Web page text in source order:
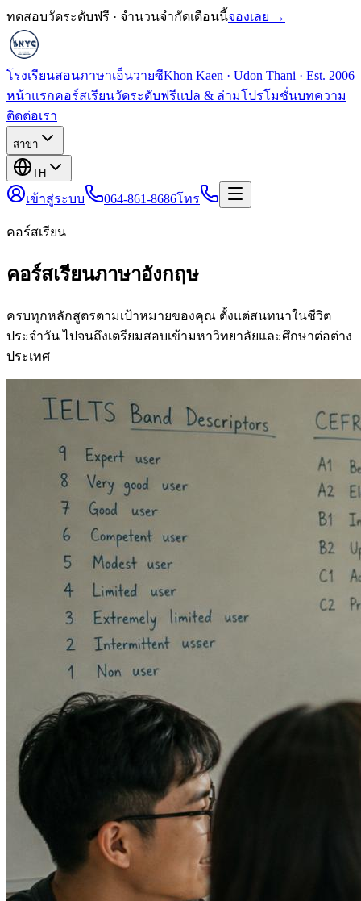
ทดสอบวัดระดับฟรี · จำนวนจำกัดเดือนนี้จองเลย →
โรงเรียนสอนภาษาเอ็นวายซีKhon Kaen · Udon Thani · Est. 2006
หน้าแรกคอร์สเรียนวัดระดับฟรีแปล & ล่ามโปรโมชั่นบทความ
ติดต่อเรา
สาขา
TH
เข้าสู่ระบบ 064-861-8686โทร
คอร์สเรียน
คอร์สเรียนภาษาอังกฤษ
ครบทุกหลักสูตรตามเป้าหมายของคุณ ตั้งแต่สนทนาในชีวิต
ประจำวัน ไปจนถึงเตรียมสอบเข้ามหาวิทยาลัยและศึกษาต่อต่าง
ประเทศ